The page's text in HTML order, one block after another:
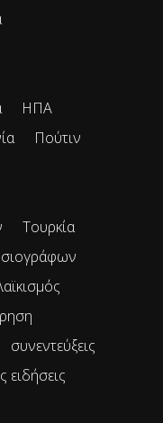
ΗΠΑ
Πούτιν
Τουρκία
συνεντεύξεις
ειδήσεις